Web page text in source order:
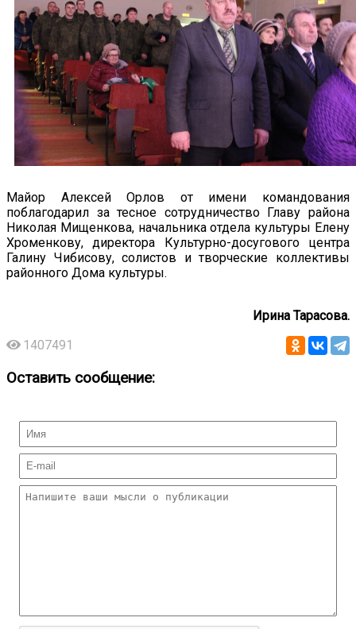
Майор Алексей Орлов от имени командования
поблагодарил за тесное сотрудничество Главу района
Николая Мищенкова, начальника отдела культуры Елену
Хроменкову, директора Культурно-досугового центра
Галину Чибисову, солистов и творческие коллективы
районного Дома культуры.
Ирина Тарасова.
1407491
Оставить сообщение: